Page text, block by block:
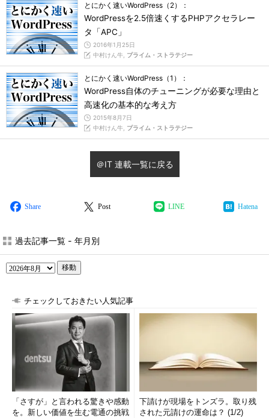
とにかく速いWordPress（2）：
WordPressを2.5倍速くするPHPアクセラレー
タ「APC」
2016年1月25日
中村けん牛, プライム・ストラテジー
とにかく速いWordPress（1）：
WordPress自体のチューニングが必要な理由と
高速化の基本的な考え方
2015年8月7日
中村けん牛, プライム・ストラテジー
＠IT 連載一覧に戻る
Share Post LINE Hatena
過去記事一覧 - 年月別
移動
チェックしておきたい人気記事
「さすが」と言われる驚きや感動
を。新しい価値を生む電通の挑戦
下請けが現場をトンズラ。取り残
された元請けの運命は？ (1/2)